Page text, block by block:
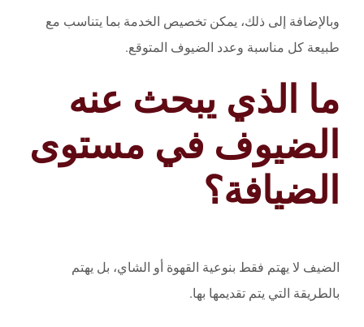
وبالإضافة إلى ذلك، يمكن تخصيص الخدمة بما يتناسب مع
طبيعة كل مناسبة وعدد الضيوف المتوقع.
ما الذي يبحث عنه
الضيوف في مستوى
الضيافة؟
الضيف لا يهتم فقط بنوعية القهوة أو الشاي، بل يهتم
بالطريقة التي يتم تقديمها بها.